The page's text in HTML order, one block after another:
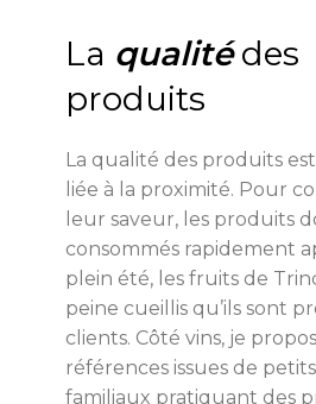
La qualitédes
produits
La qualité des produits
liée à la proximité. Pour
leur saveur, les produits
consommés rapidement
plein été, les fruits de
peine cueillis qu’ils sont
clients. Côté vins, je
références issues de
familiaux pratiquant des